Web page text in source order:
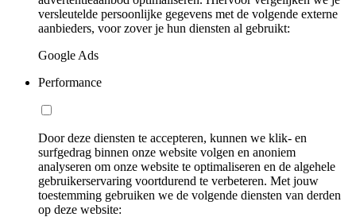
versleutelde persoonlijke gegevens met de volgende externe
aanbieders, voor zover je hun diensten al gebruikt:
Google Ads
Performance
Door deze diensten te accepteren, kunnen we klik- en
surfgedrag binnen onze website volgen en anoniem
analyseren om onze website te optimaliseren en de algehele
gebruikerservaring voortdurend te verbeteren. Met jouw
toestemming gebruiken we de volgende diensten van derden
op deze website: